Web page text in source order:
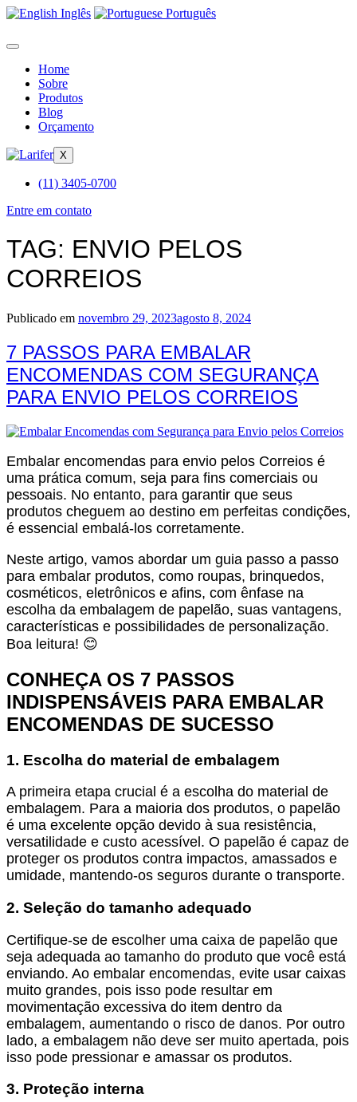
Inglês Português
Home
Sobre
Produtos
Blog
Orçamento
X
(11) 3405-0700
Entre em contato
TAG: ENVIO PELOS
CORREIOS
Publicado em novembro 29, 2023agosto 8, 2024
7 PASSOS PARA EMBALAR
ENCOMENDAS COM SEGURANÇA
PARA ENVIO PELOS CORREIOS
Embalar encomendas para envio pelos Correios é
uma prática comum, seja para fins comerciais ou
pessoais. No entanto, para garantir que seus
produtos cheguem ao destino em perfeitas condições,
é essencial embalá-los corretamente.
Neste artigo, vamos abordar um guia passo a passo
para embalar produtos, como roupas, brinquedos,
cosméticos, eletrônicos e afins, com ênfase na
escolha da embalagem de papelão, suas vantagens,
características e possibilidades de personalização.
Boa leitura! 😊
CONHEÇA OS 7 PASSOS
INDISPENSÁVEIS PARA EMBALAR
ENCOMENDAS DE SUCESSO
1. Escolha do material de embalagem
A primeira etapa crucial é a escolha do material de
embalagem. Para a maioria dos produtos, o papelão
é uma excelente opção devido à sua resistência,
versatilidade e custo acessível. O papelão é capaz de
proteger os produtos contra impactos, amassados e
umidade, mantendo-os seguros durante o transporte.
2. Seleção do tamanho adequado
Certifique-se de escolher uma caixa de papelão que
seja adequada ao tamanho do produto que você está
enviando. Ao embalar encomendas, evite usar caixas
muito grandes, pois isso pode resultar em
movimentação excessiva do item dentro da
embalagem, aumentando o risco de danos. Por outro
lado, a embalagem não deve ser muito apertada, pois
isso pode pressionar e amassar os produtos.
3. Proteção interna